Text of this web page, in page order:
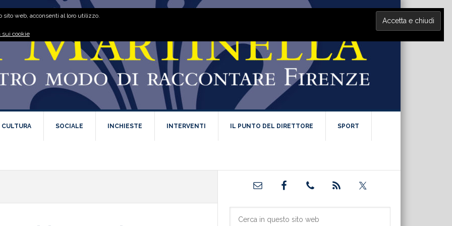
CULTURA SOCIALE INCHIESTE INTERVENTI IL PUNTO DEL DIRETTORE SPORT
Barra
primaria
web, acconsenti al loro utilizzo.
sui cookie